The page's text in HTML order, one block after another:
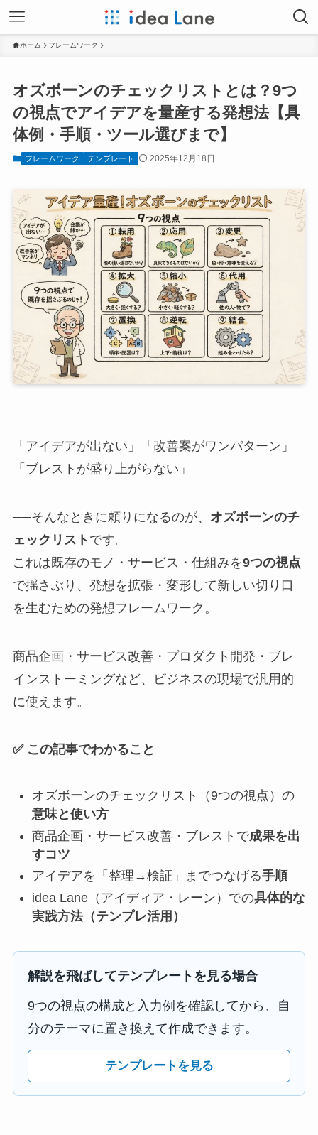
ホーム フレームワーク
オズボーンのチェックリストとは？9つ
の視点でアイデアを量産する発想法【具
体例・手順・ツール選びまで】
フレームワーク テンプレート 2025年12月18日
「アイデアが出ない」「改善案がワンパターン」
「ブレストが盛り上がらない」
──そんなときに頼りになるのが、 オズボーンのチ
ェックリスト です。
これは既存のモノ・サービス・仕組みを9つの視点
で揺さぶり、発想を拡張・変形して新しい切り口
を生むための発想フレームワーク。
商品企画・サービス改善・プロダクト開発・ブレ
インストーミングなど、ビジネスの現場で汎用的
に使えます。
✅ この記事でわかること
オズボーンのチェックリスト（9つの視点）の
意味と使い方
商品企画・サービス改善・ブレストで成果を出
すコツ
アイデアを「整理→検証」までつなげる手順
idea Lane（アイディア・レーン）での具体的な
実践方法（テンプレ活用）
解説を飛ばしてテンプレートを見る場合
9つの視点の構成と入力例を確認してから、自
分のテーマに置き換えて作成できます。
テンプレートを見る